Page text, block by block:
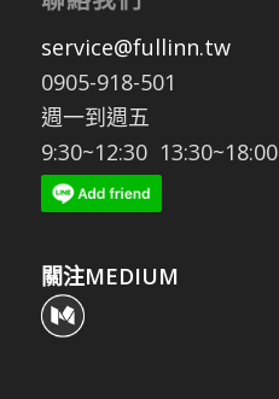
service@fullinn.tw
0905-918-501
週一到週五
9:30~12:30 13:30~18:00
關注MEDIUM